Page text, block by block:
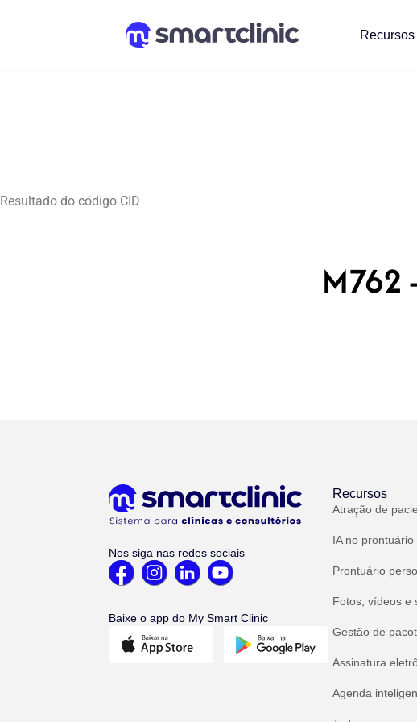
Recursos
Resultado do código CID
M762
Nos siga nas redes sociais
Baixe o app do My Smart Clinic
Recursos
Atração de
IA no prontuário
Prontuário
Fotos, vídeos e
Gestão de
Assinatura
Agenda